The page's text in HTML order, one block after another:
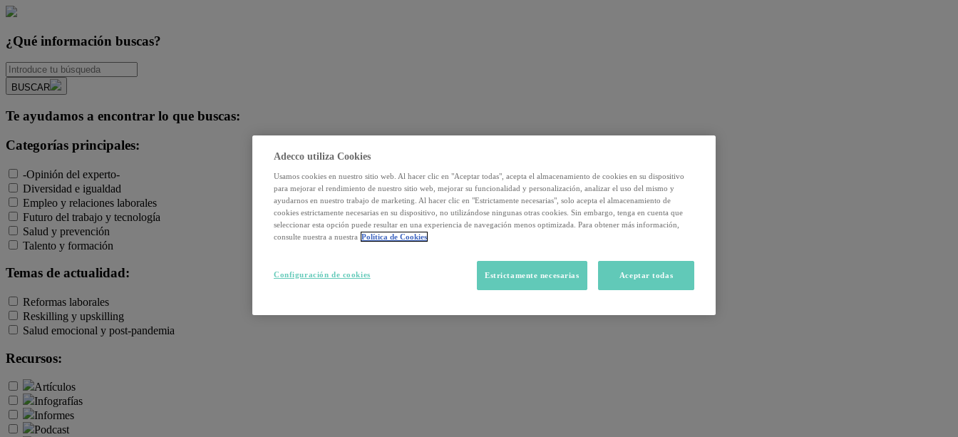
¿Qué información buscas?
BUSCAR
Te ayudamos a encontrar lo que buscas:
Categorías principales:
-Opinión del experto-
Diversidad e igualdad
Empleo y relaciones laborales
Futuro del trabajo y tecnología
Salud y prevención
Talento y formación
Temas de actualidad:
Reformas laborales
Reskilling y upskilling
Salud emocional y post-pandemia
Recursos:
Artículos
Infografías
Informes
Podcast
Adecco utiliza Cookies
Usamos cookies en nuestro sitio web. Al hacer clic en "Aceptar todas", acepta el almacenamiento de cookies en su dispositivo
para mejorar el rendimiento de nuestro sitio web, mejorar su funcionalidad y personalización, analizar el uso del mismo y
ayudarnos en nuestro trabajo de marketing. Al hacer clic en "Estrictamente necesarias", solo acepta el almacenamiento de
cookies estrictamente necesarias en su dispositivo, no utilizándose ningunas otras cookies. Sin embargo, tenga en cuenta que
seleccionar esta opción puede resultar en una experiencia de navegación menos optimizada. Para obtener más información,
consulte nuestra a nuestra Política de Cookies
Estrictamente necesarias Aceptar todas
Configuración de cookies